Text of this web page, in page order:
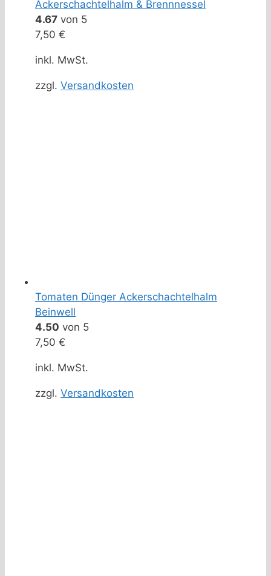
Ackerschachtelhalm & Brennnessel
4.67 von 5
7,50 €
inkl. MwSt.
zzgl. Versandkosten
Tomaten Dünger Ackerschachtelhalm
Beinwell
4.50 von 5
7,50 €
inkl. MwSt.
zzgl. Versandkosten